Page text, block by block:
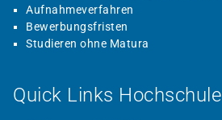
Aufnahmeverfahren
Bewerbungsfristen
Studieren ohne Matura
Quick Links Hochschule